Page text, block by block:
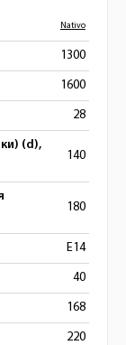
Nativo
1300
1600
28
(d),
140
180
E14
40
168
220